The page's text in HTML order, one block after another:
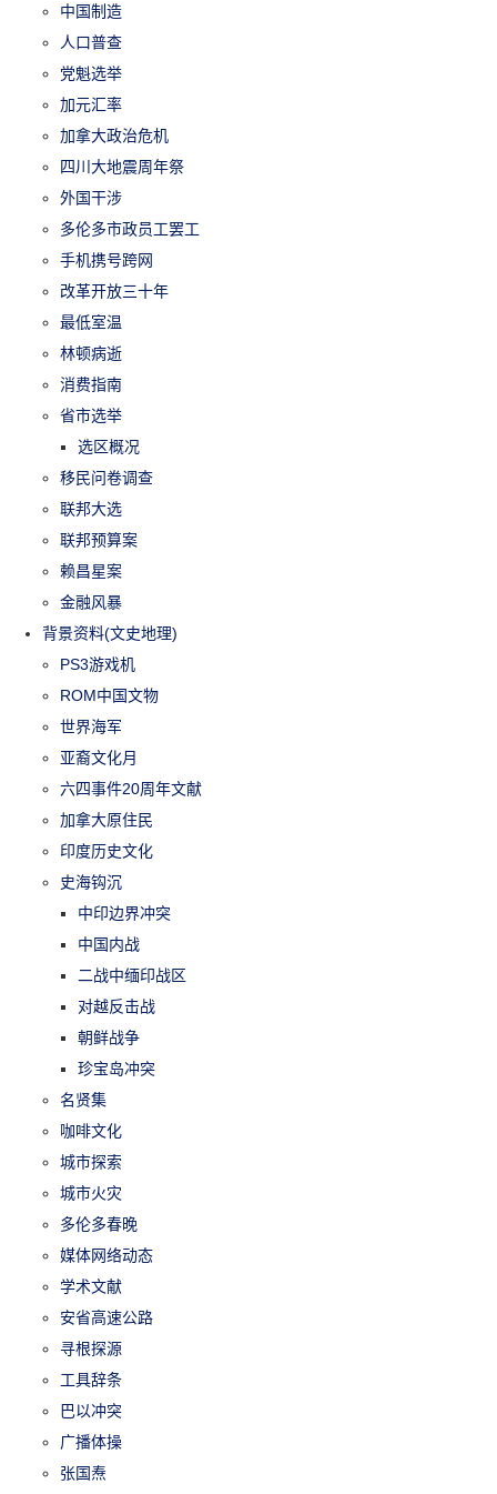
中国制造
人口普查
党魁选举
加元汇率
加拿大政治危机
四川大地震周年祭
外国干涉
多伦多市政员工罢工
手机携号跨网
改革开放三十年
最低室温
林顿病逝
消费指南
省市选举
选区概况
移民问卷调查
联邦大选
联邦预算案
赖昌星案
金融风暴
背景资料(文史地理)
PS3游戏机
ROM中国文物
世界海军
亚裔文化月
六四事件20周年文献
加拿大原住民
印度历史文化
史海钩沉
中印边界冲突
中国内战
二战中缅印战区
对越反击战
朝鲜战争
珍宝岛冲突
名贤集
咖啡文化
城市探索
城市火灾
多伦多春晚
媒体网络动态
学术文献
安省高速公路
寻根探源
工具辞条
巴以冲突
广播体操
张国焘